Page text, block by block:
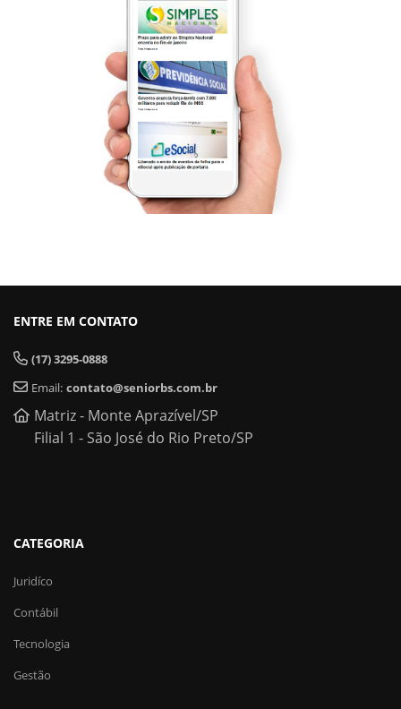
ENTRE EM CONTATO
(17) 3295-0888
Email: contato@seniorbs.com.br
Matriz - Monte Aprazível/SP
Filial 1 - São José do Rio Preto/SP
CATEGORIA
Juridíco
Contábil
Tecnologia
Gestão